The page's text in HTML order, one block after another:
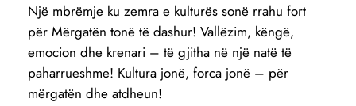
Një mbrëmje ku zemra e kulturës sonë rrahu fort
për Mërgatën tonë të dashur! Vallëzim, këngë,
emocion dhe krenari – të gjitha në një natë të
paharrueshme! Kultura jonë, forca jonë – për
mërgatën dhe atdheun!